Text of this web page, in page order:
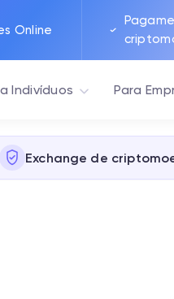
Online
Indivíduos Para
Exchange de